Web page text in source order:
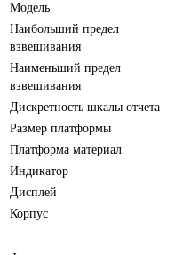
Модель
Наибольший предел
взвешивания
Наименьший предел
взвешивания
Дискретность шкалы отчета
Размер платформы
Платформа материал
Индикатор
Дисплей
Корпус